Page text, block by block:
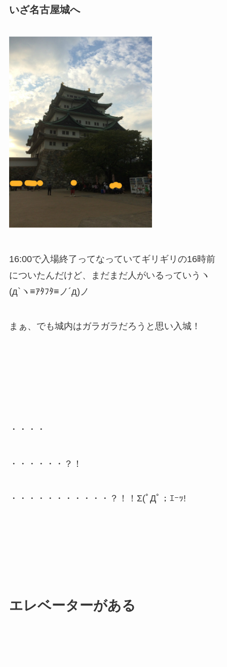
いざ名古屋城へ
16:00で入場終了ってなっていてギリギリの16時前
についたんだけど、まだまだ人がいるっていうヽ
(д`ヽ≡ｱﾀﾌﾀ≡ノ´д)ノ
まぁ、でも城内はガラガラだろうと思い入城！
・・・・
・・・・・・？！
・・・・・・・・・・・？！！Σ(ﾟДﾟ；ｴｰｯ!
エレベーターがある